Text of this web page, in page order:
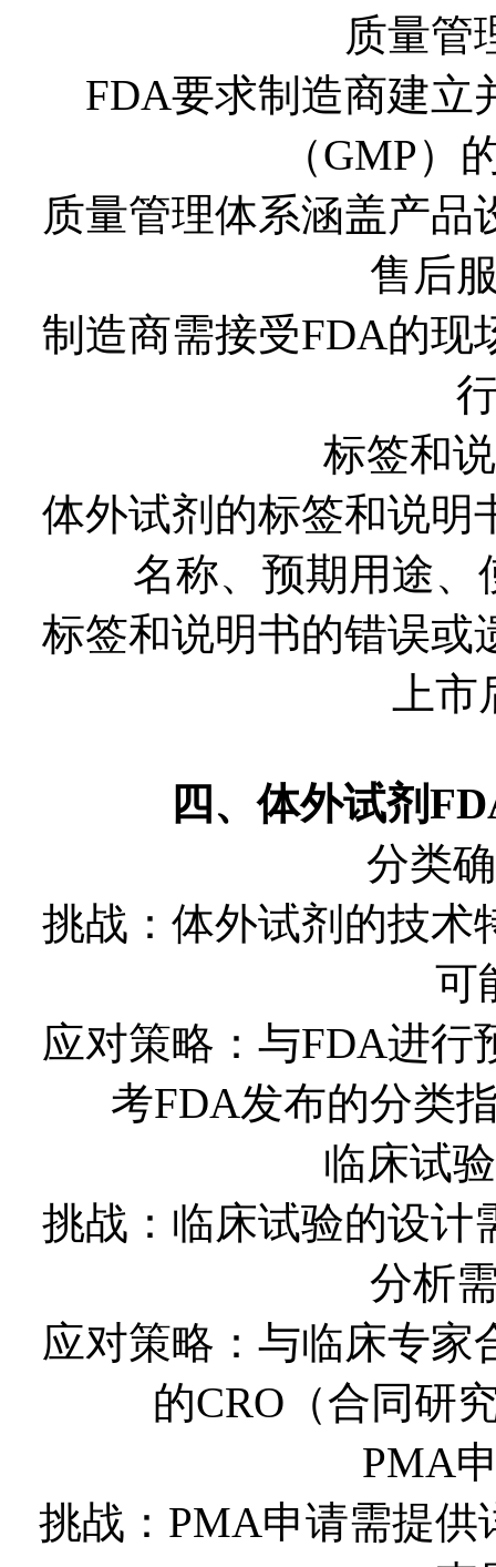
质量管
FDA要求制造商建立
（GMP）
质量管理体系涵盖产
售后
制造商需接受FDA的现
标签和
体外试剂的标签和说明
名称、预期用途、
标签和说明书的错误或
上
四、体外试剂
分类
挑战：体外试剂的技术
可
应对策略：与FDA进行
考FDA发布的分类
临床试
挑战：临床试验的设计
分析
应对策略：与临床专家
的CRO（合同研
PMA
挑战：PMA申请需提